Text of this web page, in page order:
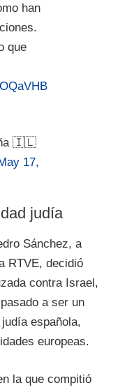
han
que
🇮🇱
17,
judía
Sánchez, a
RTVE, decidió
contra Israel,
a ser un
española,
europeas.
la que compitió